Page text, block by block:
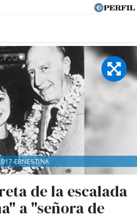
de la escalada
a "señora de
017-ERNESTINA